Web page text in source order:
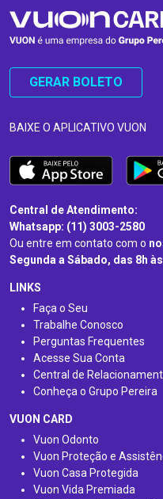
GERAR BOLETO
BAIXE O APLICATIVO VUON
Central de Atendimento:
Whatsapp: (11) 3003-2580
Ou entre em contato com o
Segunda a Sábado, das 8h
LINKS
Faça o Seu
Trabalhe Conosco
Perguntas Frequentes
Acesse Sua Conta
Central de
Conheça o Grupo Pereira
VUON CARD
Vuon Odonto
Vuon Proteção e
Vuon Casa Protegida
Vuon Vida Premiada